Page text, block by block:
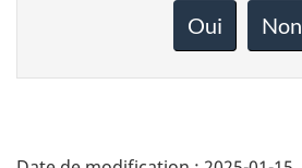
page
Oui Non